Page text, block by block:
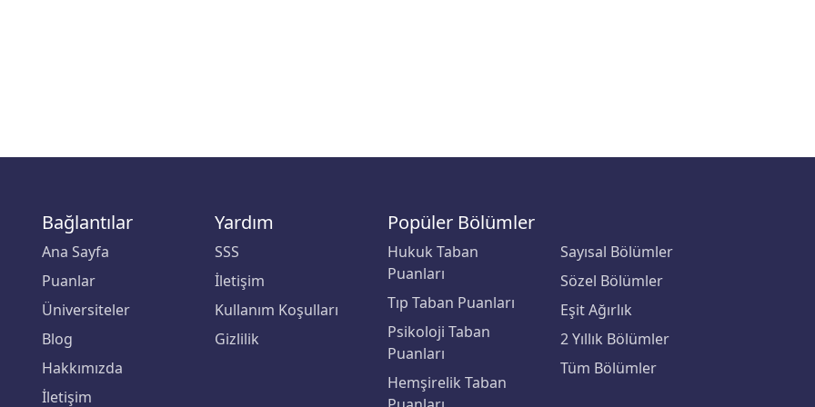
Bağlantılar
Ana Sayfa
Puanlar
Üniversiteler
Blog
Hakkımızda
İletişim
Yardım
SSS
İletişim
Kullanım Koşulları
Gizlilik
Popüler Bölümler
Hukuk Taban
Puanları
Tıp Taban Puanları
Psikoloji Taban
Puanları
Hemşirelik Taban
Sayısal Bölümler
Sözel Bölümler
Eşit Ağırlık
2 Yıllık Bölümler
Tüm Bölümler